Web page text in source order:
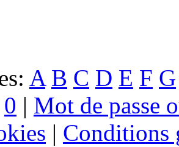
A B C D E F G
0 | Mot de passe
| Conditions